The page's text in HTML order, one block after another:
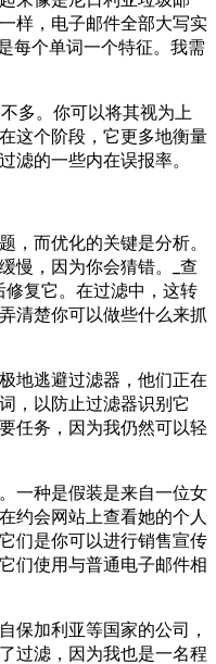
样，电子邮件全部大写实
每个单词一个特征。我需
多。你可以将其视为上
这个阶段，它更多地衡量
滤的一些内在误报率。
，而优化的关键是分析。
慢，因为你会猜错。_查
复它。在过滤中，这转
清楚你可以做些什么来抓
地逃避过滤器，他们正在
，以防止过滤器识别它
任务，因为我仍然可以轻
一种是假装是来自一位女
约会网站上查看她的个人
们是你可以进行销售宣传
们使用与普通电子邮件相
保加利亚等国家的公司，
过滤，因为我也是一名程